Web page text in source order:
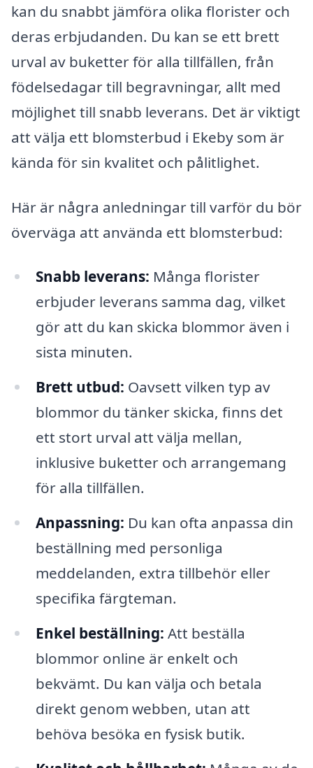
kan du snabbt jämföra olika florister och
deras erbjudanden. Du kan se ett brett
urval av buketter för alla tillfällen, från
födelsedagar till begravningar, allt med
möjlighet till snabb leverans. Det är viktigt
att välja ett blomsterbud i Ekeby som är
kända för sin kvalitet och pålitlighet.
Här är några anledningar till varför du bör
överväga att använda ett blomsterbud:
Snabb leverans: Många florister
erbjuder leverans samma dag, vilket
gör att du kan skicka blommor även i
sista minuten.
Brett utbud: Oavsett vilken typ av
blommor du tänker skicka, finns det
ett stort urval att välja mellan,
inklusive buketter och arrangemang
för alla tillfällen.
Anpassning: Du kan ofta anpassa din
beställning med personliga
meddelanden, extra tillbehör eller
specifika färgteman.
Enkel beställning: Att beställa
blommor online är enkelt och
bekvämt. Du kan välja och betala
direkt genom webben, utan att
behöva besöka en fysisk butik.